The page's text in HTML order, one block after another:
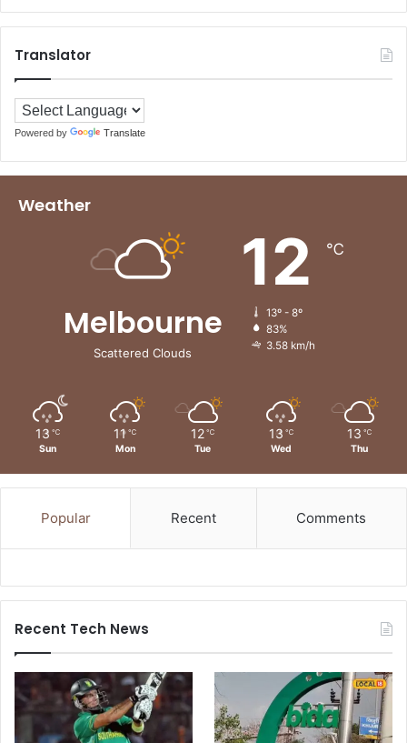
Translator
Powered by Translate
Weather
Melbourne
Scattered Clouds
12 ℃
13º - 8º
83%
3.58 km/h
13 ℃
Sun
11 ℃
Mon
12 ℃
Tue
13 ℃
Wed
13 ℃
Thu
Popular Recent Comments
Recent Tech News